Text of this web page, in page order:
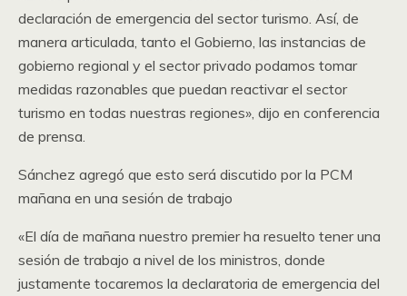
declaración de emergencia del sector turismo. Así, de
manera articulada, tanto el Gobierno, las instancias de
gobierno regional y el sector privado podamos tomar
medidas razonables que puedan reactivar el sector
turismo en todas nuestras regiones», dijo en conferencia
de prensa.
Sánchez agregó que esto será discutido por la PCM
mañana en una sesión de trabajo
«El día de mañana nuestro premier ha resuelto tener una
sesión de trabajo a nivel de los ministros, donde
justamente tocaremos la declaratoria de emergencia del